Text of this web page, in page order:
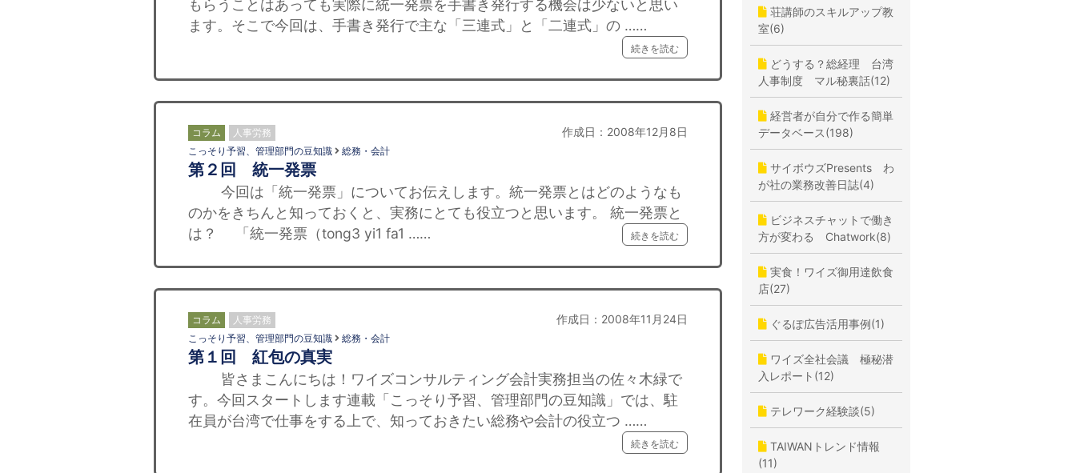
もらうことはあっても実際に統一発票を手書き発行する機会は少ないと思い
ます。そこで今回は、手書き発行で主な「三連式」と「二連式」の ……
続きを読む
コラム 人事労務 作成日：2008年12月8日
こっそり予習、管理部門の豆知識 総務・会計
第２回 統一発票
今回は「統一発票」についてお伝えします。統一発票とはどのようなも
のかをきちんと知っておくと、実務にとても役立つと思います。 統一発票と
は？ 「統一発票（tong3 yi1 fa1 ……
続きを読む
コラム 人事労務 作成日：2008年11月24日
こっそり予習、管理部門の豆知識 総務・会計
第１回 紅包の真実
皆さまこんにちは！ワイズコンサルティング会計実務担当の佐々木緑で
す。今回スタートします連載「こっそり予習、管理部門の豆知識」では、駐
在員が台湾で仕事をする上で、知っておきたい総務や会計の役立つ ……
続きを読む
荘講師のスキルアップ教
室(6)
どうする？総経理 台湾
人事制度 マル秘裏話(12)
経営者が自分で作る簡単
データベース(198)
サイボウズPresents わ
が社の業務改善日誌(4)
ビジネスチャットで働き
方が変わる Chatwork(8)
実食！ワイズ御用達飲食
店(27)
ぐるぽ広告活用事例(1)
ワイズ全社会議 極秘潜
入レポート(12)
テレワーク経験談(5)
TAIWANトレンド情報
(11)